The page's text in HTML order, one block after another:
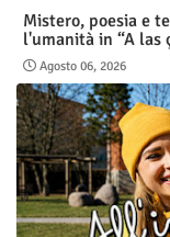
Mistero, poesia e
l'umanità in “A las
Agosto 06, 2026